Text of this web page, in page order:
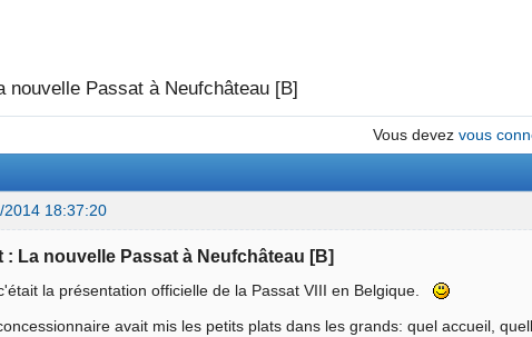
nouvelle Passat à Neufchâteau [B]
Vous devez vous
2014 18:37:20
: La nouvelle Passat à Neufchâteau [B]
la présentation officielle de la Passat VIII en Belgique.
avait mis les petits plats dans les grands: quel accueil,